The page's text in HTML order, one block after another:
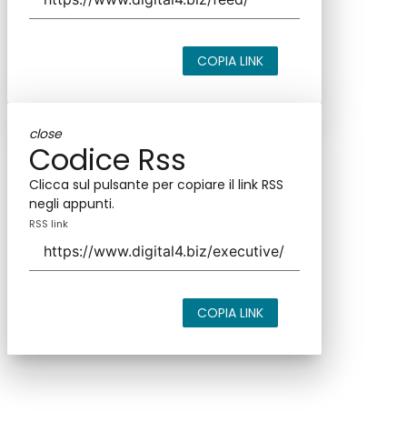
COPIA LINK
close
Codice Rss
Clicca sul pulsante per copiare il link RSS
negli appunti.
RSS link
COPIA LINK